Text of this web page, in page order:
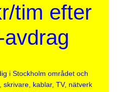
tim efter
avdrag
i Stockholm området och
skrivare, kablar, TV, nätverk